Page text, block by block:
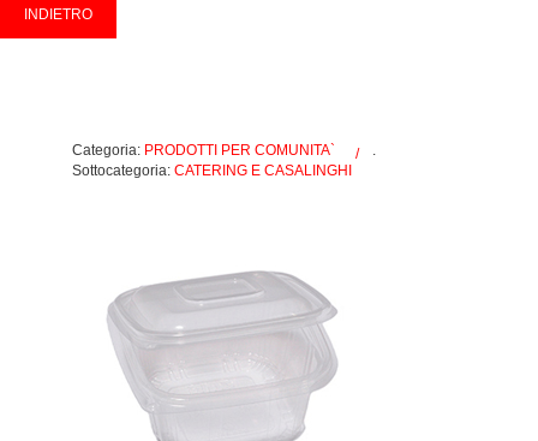
Categoria: PRODOTTI PER COMUNITA`
Sottocategoria: CATERING E CASALINGHI